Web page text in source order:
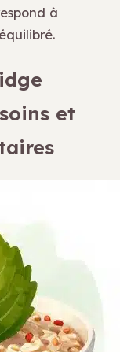
à
et